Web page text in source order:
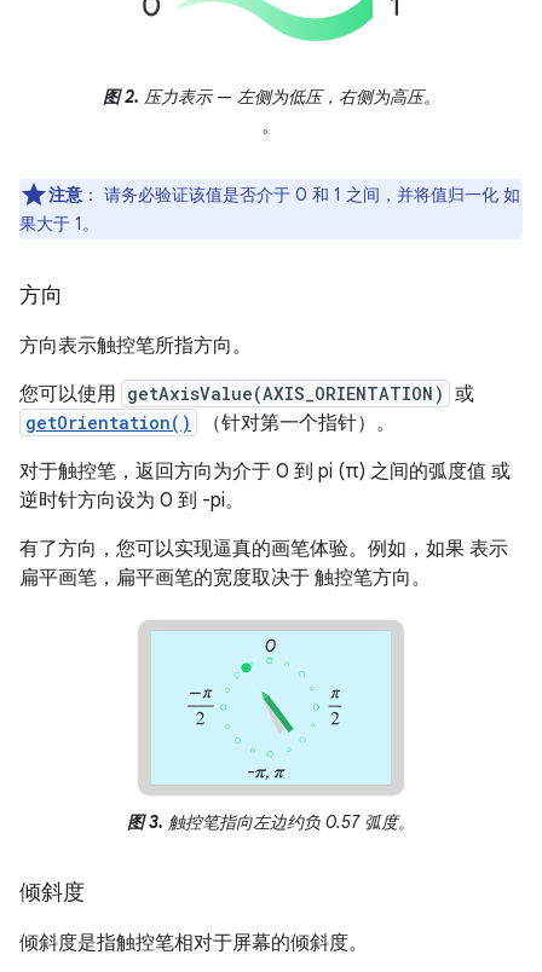
图 2. 压力表示 — 左侧为低压，右侧为高压。
。
注意 ： 请务必验证该值是否介于 0 和 1 之间，并将值归一化 如
果大于 1。
方向
方向表示触控笔所指方向。
您可以使用 getAxisValue(AXIS_ORIENTATION) 或
getOrientation()
（针对第一个指针）。
对于触控笔，返回方向为介于 0 到 pi (π) 之间的弧度值 或
逆时针方向设为 0 到 -pi。
有了方向，您可以实现逼真的画笔体验。例如，如果 表示
扁平画笔，扁平画笔的宽度取决于 触控笔方向。
图 3. 触控笔指向左边约负 0.57 弧度。
倾斜度
倾斜度是指触控笔相对于屏幕的倾斜度。